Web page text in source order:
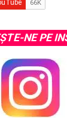
NE PE